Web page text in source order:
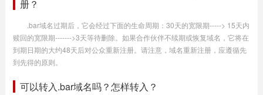
册？
.bar域名过期后，它会经过下面的生命周期：30天的宽限期-----> 15天内
赎回的宽限期------->3天等待删除。如果合作伙伴不续期或恢复域名，它将在
到期日期的大约48天后对公众重新注册。请注意，域名重新注册，应遵循先
到先得的原则。
可以转入.bar域名吗？怎样转入？